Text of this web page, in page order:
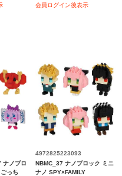
会員ログイン後表示
ナノブロ
っち
4972825223093
NBMC_37 ナノブロック ミニ
ナノ SPY×FAMILY